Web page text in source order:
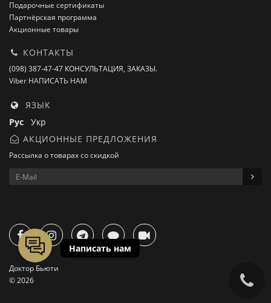
Подарочные сертификаты
Партнёрская программа
Акционные товары
КОНТАКТЫ
(098) 387-47-47 КОНСУЛЬТАЦИЯ, ЗАКАЗЫ.
Viber НАПИСАТЬ НАМ
ЯЗЫК
Рус Укр
АКЦИОННЫЕ ПРЕДЛОЖЕНИЯ
Рассылка о товарах со скидкой
Доктор Бьюти
© 2026